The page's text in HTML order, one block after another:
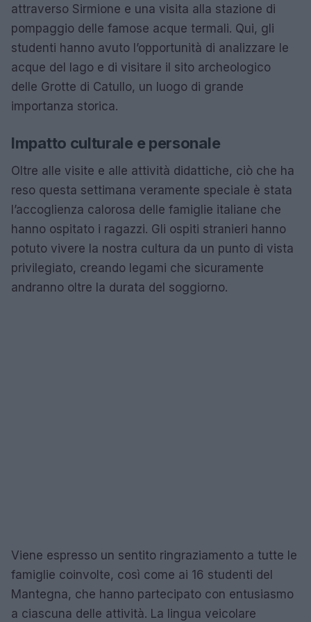
attraverso Sirmione e una visita alla stazione di
pompaggio delle famose acque termali. Qui, gli
studenti hanno avuto l’opportunità di analizzare le
acque del lago e di visitare il sito archeologico
delle Grotte di Catullo, un luogo di grande
importanza storica.
Impatto culturale e personale
Oltre alle visite e alle attività didattiche, ciò che ha
reso questa settimana veramente speciale è stata
l’accoglienza calorosa delle famiglie italiane che
hanno ospitato i ragazzi. Gli ospiti stranieri hanno
potuto vivere la nostra cultura da un punto di vista
privilegiato, creando legami che sicuramente
andranno oltre la durata del soggiorno.
Viene espresso un sentito ringraziamento a tutte le
famiglie coinvolte, così come ai 16 studenti del
Mantegna, che hanno partecipato con entusiasmo
a ciascuna delle attività. La lingua veicolare